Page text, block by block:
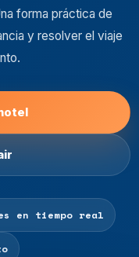
forma práctica de
y resolver el viaje
en tiempo real